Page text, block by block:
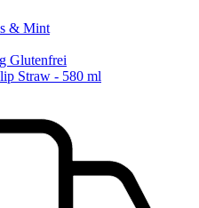
& Mint
Glutenfrei
Straw - 580 ml